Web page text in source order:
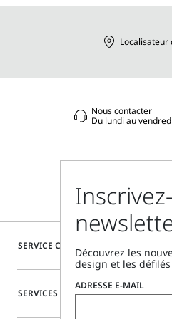
SERVICE CLIENTÈLE
SERVICES SPÉCIAUX
Localisateur
Nous contacter
Du lundi au
Découvrez les
design et les défilés
ADRESSE E-MAIL